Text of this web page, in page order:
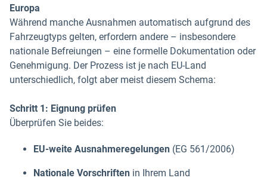
Europa
Während manche Ausnahmen automatisch aufgrund des
Fahrzeugtyps gelten, erfordern andere – insbesondere
nationale Befreiungen – eine formelle Dokumentation oder
Genehmigung. Der Prozess ist je nach EU-Land
unterschiedlich, folgt aber meist diesem Schema:
Schritt 1: Eignung prüfen
Überprüfen Sie beides:
EU-weite Ausnahmeregelungen (EG 561/2006)
Nationale Vorschriften in Ihrem Land